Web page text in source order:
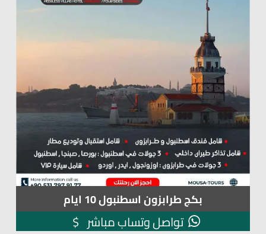
بكج طرابزون اسطنبول 10 ايام
تواصل وتساب مباشر $